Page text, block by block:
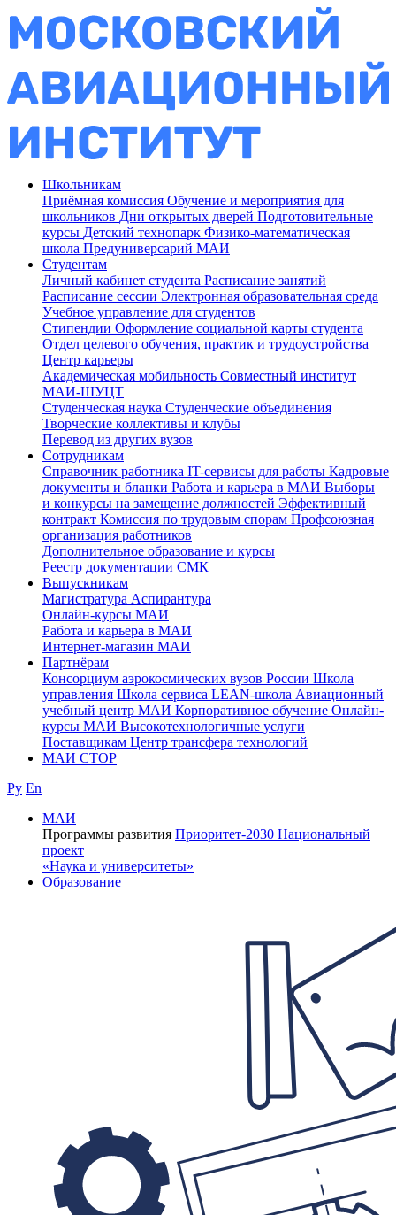
Школьникам
Приёмная комиссия Обучение и мероприятия для
школьников Дни открытых дверей Подготовительные
курсы Детский технопарк Физико-математическая
школа Предуниверсарий МАИ
Студентам
Личный кабинет студента Расписание занятий
Расписание сессии Электронная образовательная среда
Учебное управление для студентов
Стипендии Оформление социальной карты студента
Отдел целевого обучения, практик и трудоустройства
Центр карьеры
Академическая мобильность Совместный институт
МАИ-ШУЦТ
Студенческая наука Студенческие объединения
Творческие коллективы и клубы
Перевод из других вузов
Сотрудникам
Cправочник работника IT-сервисы для работы Кадровые
документы и бланки Работа и карьера в МАИ Выборы
и конкурсы на замещение должностей Эффективный
контракт Комиссия по трудовым спорам Профсоюзная
организация работников
Дополнительное образование и курсы
Реестр документации СМК
Выпускникам
Магистратура Аспирантура
Онлайн-курсы МАИ
Работа и карьера в МАИ
Интернет-магазин МАИ
Партнёрам
Консорциум аэрокосмических вузов России Школа
управления Школа сервиса LEAN-школа Авиационный
учебный центр МАИ Корпоративное обучение Онлайн-
курсы МАИ Высокотехнологичные услуги
Поставщикам Центр трансфера технологий
МАИ СТОР
Ру En
МАИ
Программы развития Приоритет-2030 Национальный
проект
«Наука и университеты»
Образование